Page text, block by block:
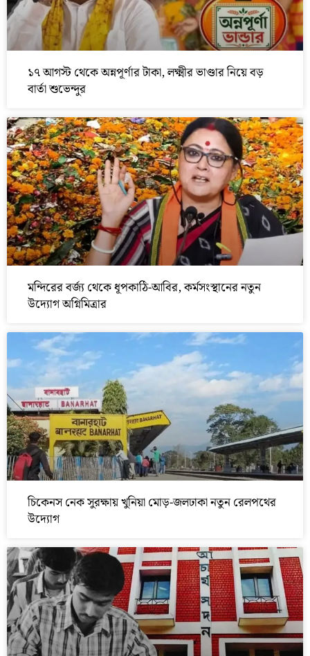
১৭ আগস্ট থেকে অন্নপূর্ণার টাকা, লক্ষ্মীর ভাণ্ডার নিয়ে বড়
বার্তা শুভেন্দুর
মন্দিরের বর্জ্য থেকে ধূপকাঠি-আবির, কর্মসংস্থানের নতুন
উদ্যোগ অগ্নিমিত্রার
চিকেনস নেক সুরক্ষায় খুনিয়া মোড়-জলঢাকা নতুন রেলপথের
উদ্যোগ